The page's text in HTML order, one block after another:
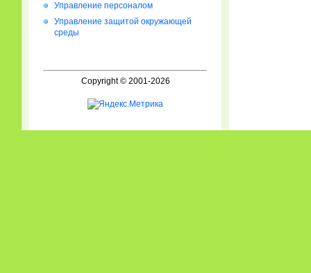
Управление персоналом
Управление защитой окружающей
среды
Copyright © 2001-2026